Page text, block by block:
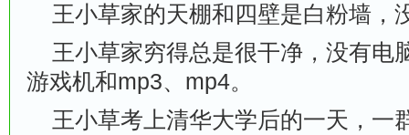
王小草家的天棚和四壁是白粉墙，
王小草家穷得总是很干净，没有电
游戏机和mp3、mp4。
王小草考上清华大学后的一天，一